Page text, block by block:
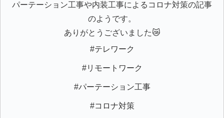
パーテーション工事や内装工事によるコロナ対策の記事
のようです。
ありがとうございました😿
#テレワーク
#リモートワーク
#パーテーション工事
#コロナ対策